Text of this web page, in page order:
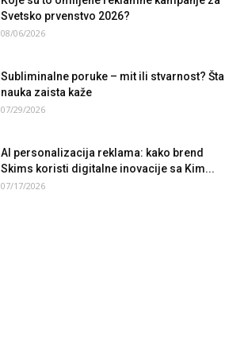
Svetsko prvenstvo 2026?
08/06/2026
Subliminalne poruke – mit ili stvarnost? Šta
nauka zaista kaže
07/29/2026
AI personalizacija reklama: kako brend
Skims koristi digitalne inovacije sa Kim...
07/17/2026